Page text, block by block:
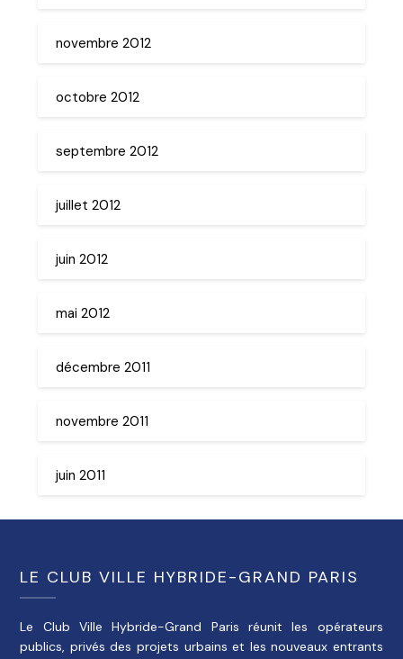
novembre 2012
octobre 2012
septembre 2012
juillet 2012
juin 2012
mai 2012
décembre 2011
novembre 2011
juin 2011
LE CLUB VILLE HYBRIDE-GRAND PARIS
Le Club Ville Hybride-Grand Paris réunit les opérateurs
publics, privés des projets urbains et les nouveaux entrants